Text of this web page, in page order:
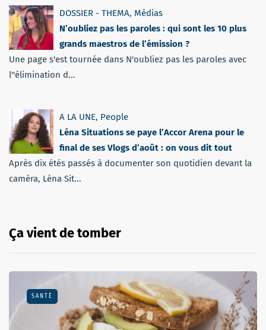
DOSSIER - THEMA, Médias
N’oubliez pas les paroles : qui sont les 10 plus
grands maestros de l’émission ?
Une page s'est tournée dans N'oubliez pas les paroles avec
l''élimination d...
A LA UNE, People
Léna Situations se paye l’Accor Arena pour le
final de ses Vlogs d’août : on vous dit tout
Après dix étés passés à documenter son quotidien devant la
caméra, Léna Sit...
Ça vient de tomber
SANTÉ